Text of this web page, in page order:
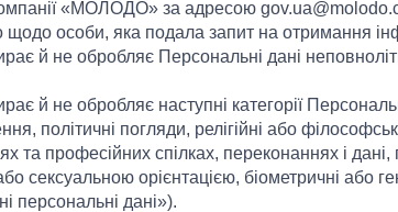
«МОЛОДО» за адресою
особи, яка подала запит на отримання
й не обробляє Персональні дані
й не обробляє наступні категорії
політичні погляди, релігійні або
та професійних спілках, переконаннях і дані,
сексуальною орієнтацією, біометричні або
персональні дані»).